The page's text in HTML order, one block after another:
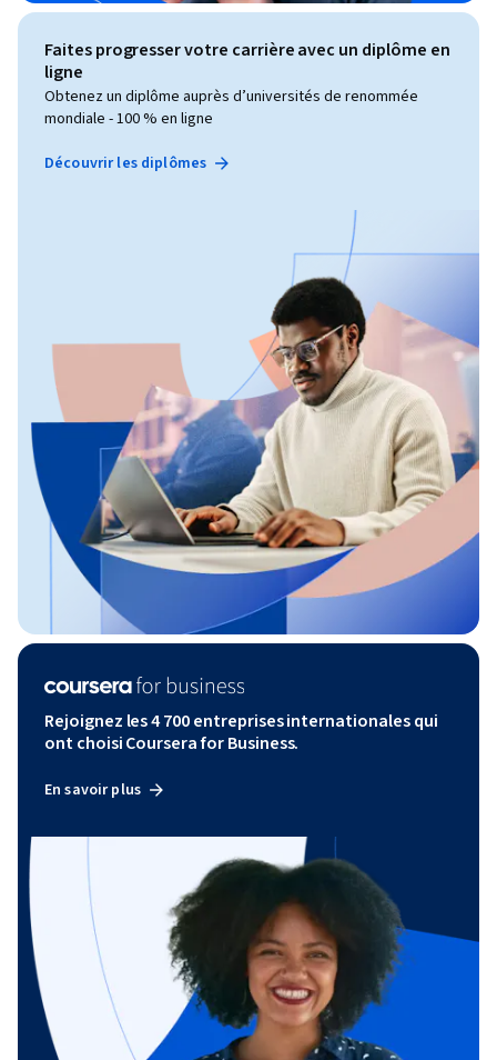
Faites progresser votre carrière avec un diplôme en
ligne
Obtenez un diplôme auprès d’universités de renommée
mondiale - 100 % en ligne
Découvrir les diplômes
Rejoignez les 4 700 entreprises internationales qui
ont choisi Coursera for Business.
En savoir plus